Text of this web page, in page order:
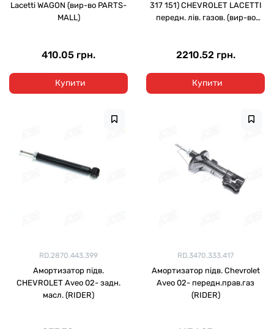
Lacetti WAGON (вир-во PARTS-
MALL)
410.05 грн.
Купити
317 151) CHEVROLET LACETTI
передн. лів. газов. (вир-во
2210.52 грн.
Купити
RD.2870.443.399
Амортизатор підв.
CHEVROLET Aveo 02- задн.
масл. (RIDER)
RD.3470.333.417
Амортизатор підв. Chevrolet
Aveo 02- передн.прав.газ
(RIDER)